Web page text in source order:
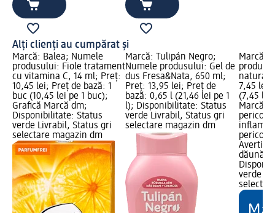
Alți clienți au cumpărat și
Marcă: Balea; Numele
produsului: Fiole tratament
cu vitamina C, 14 ml; Preț:
10,45 lei; Preț de bază: 1
buc (10,45 lei pe 1 buc);
Grafică Marcă dm;
Disponibilitate: Status
verde Livrabil, Status gri
selectare magazin dm
Marcă: Tulipán Negro;
Numele produsului: Gel de
dus Fresa&Nata, 650 ml;
Preț: 13,95 lei; Preț de
bază: 0,65 l (21,46 lei pe 1
l); Disponibilitate: Status
verde Livrabil, Status gri
selectare magazin dm
Marcă:
natural
7,45 lei;
(7,45 lei
Marcă
pericol:
pericol:
verde